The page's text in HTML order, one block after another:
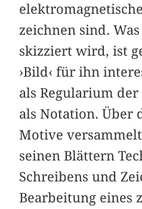
zeichnen sind.
skizziert wird, ist
›Bild‹ für ihn
als Regularium
als Notation. Über
Motive
seinen Blättern
Schreibens und
Bearbeitung eines